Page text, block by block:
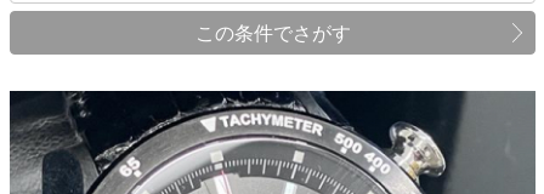
この条件でさがす